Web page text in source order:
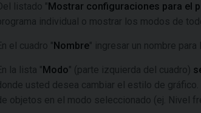
listado "Mostrar configuraciones para el
individual o mostrar los modos de
el cuadro "Nombre" ingresar un nombre para
la lista "Modo" (parte izquierda del cuadro)
usted desea cambiar el estilo de
objetos en el modo seleccionado (ej. Nivel